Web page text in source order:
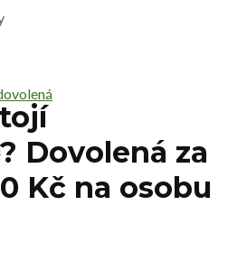
Dovolená za
Kč na osobu